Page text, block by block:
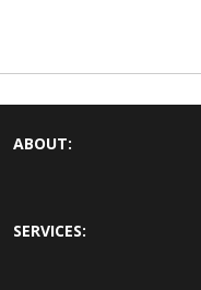
ABOUT:
SERVICES: